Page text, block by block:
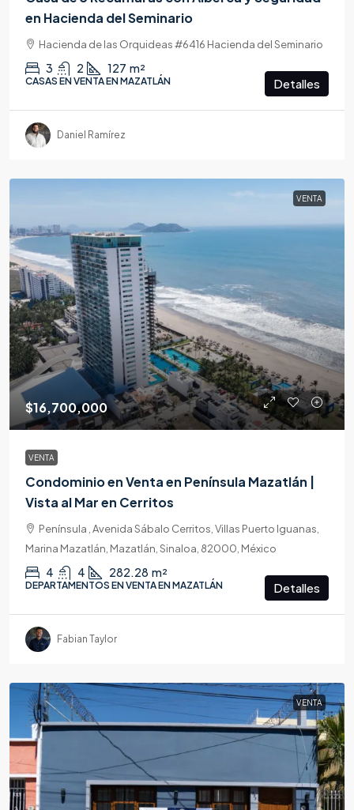
en Hacienda del Seminario
Hacienda de las Orquideas #6416 Hacienda del Seminario
3 2 127 m²
CASAS EN VENTA EN MAZATLÁN Detalles
Daniel Ramírez
VENTA
$16,700,000
VENTA
Condominio en Venta en Península Mazatlán |
Vista al Mar en Cerritos
Península , Avenida Sábalo Cerritos, Villas Puerto Iguanas,
Marina Mazatlán, Mazatlán, Sinaloa, 82000, México
4 4 282.28 m²
DEPARTAMENTOS EN VENTA EN MAZATLÁN Detalles
Fabian Taylor
VENTA